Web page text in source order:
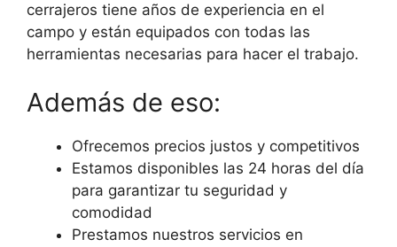
cerrajeros tiene años de experiencia en el
campo y están equipados con todas las
herramientas necesarias para hacer el trabajo.
Además de eso:
Ofrecemos precios justos y competitivos
Estamos disponibles las 24 horas del día
para garantizar tu seguridad y
comodidad
Prestamos nuestros servicios en